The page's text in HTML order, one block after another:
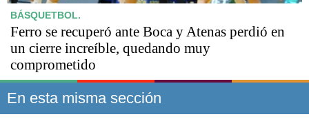
BÁSQUETBOL.
Ferro se recuperó ante Boca y Atenas perdió en
un cierre increíble, quedando muy
comprometido
En esta misma sección